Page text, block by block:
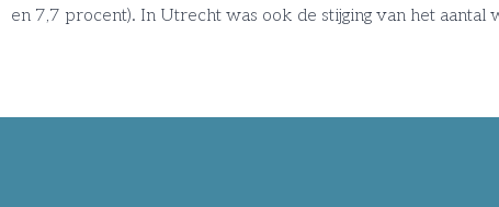
en 7,7 procent). In Utrecht was ook de stijging van het aantal